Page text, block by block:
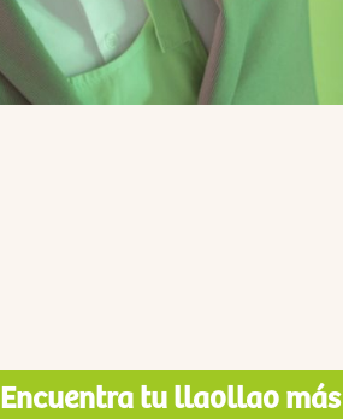
Encuentra tu llaollao más